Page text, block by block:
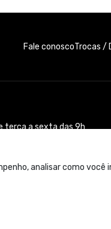
analisar como
Fale conoscoTrocas /
terça a sexta das 9h